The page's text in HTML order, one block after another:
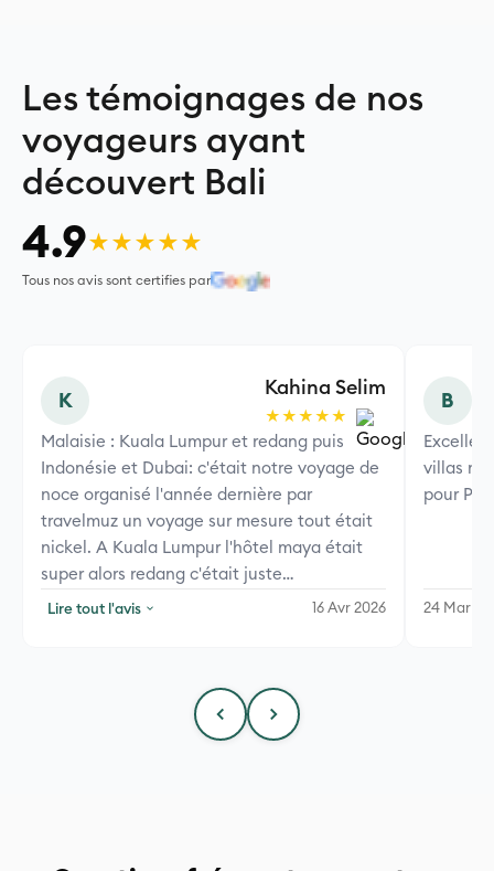
Les témoignages de nos
voyageurs ayant
découvert Bali
4.9★★★★★
Tous nos avis sont certifies par
K
Kahina Selim
★★★★★
Malaisie : Kuala Lumpur et redang puis
Indonésie et Dubai: c'était notre voyage de
noce organisé l'année dernière par
travelmuz un voyage sur mesure tout était
nickel. A Kuala Lumpur l'hôtel maya était
super alors redang c'était juste
paradisiaque machaAllah le personnel était
c'était le top. Les transferts étaient tous
organisés aucun soucis. Un voyage
Lire tout l'avis 16 Avr 2026
B
villas
pour
24 Mar